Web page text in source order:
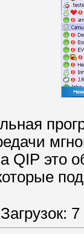
QIP это
Загрузок: 7